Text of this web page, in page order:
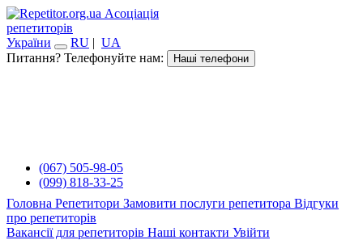
Асоціація
репетиторів
України
RU | UA
Питання? Телефонуйте нам:
Наші телефони
(067) 505-98-05
(099) 818-33-25
Головна Репетитори Замовити послуги репетитора Відгуки
про репетиторів
Вакансії для репетиторів Наші контакти Увійти